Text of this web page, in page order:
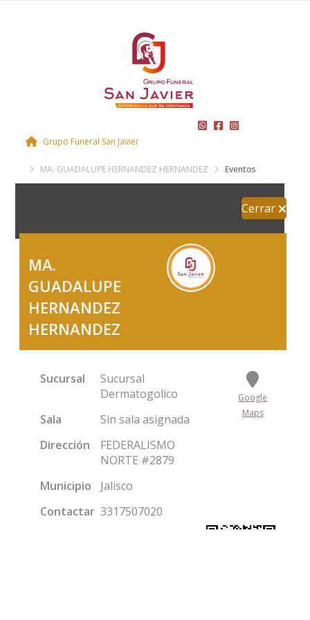
Grupo Funeral San Javier
MA. GUADALUPE HERNANDEZ HERNANDEZ Eventos
Cerrar
MA.
GUADALUPE
HERNANDEZ
HERNANDEZ
Sucursal
Sucursal
Dermatogolico
Sala
Sin sala asignada
Dirección
FEDERALISMO
NORTE #2879
Municipio
Jalisco
Contactar 3317507020
Google
Maps